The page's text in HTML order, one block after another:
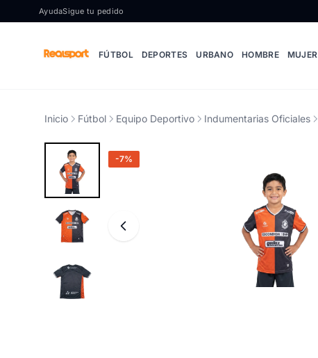
Ir al contenido
AyudaSigue tu pedido
FÚTBOL DEPORTES URBANO HOMBRE MUJER
Inicio Fútbol Equipo Deportivo Indumentarias Oficiales
-7%